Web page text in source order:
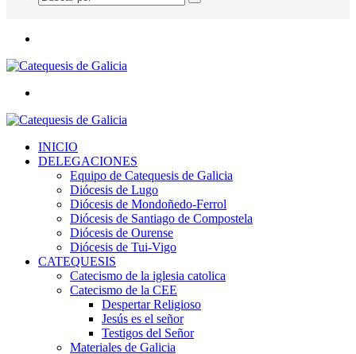
Buscar
INICIO
DELEGACIONES
Equipo de Catequesis de Galicia
Diócesis de Lugo
Diócesis de Mondoñedo-Ferrol
Diócesis de Santiago de Compostela
Diócesis de Ourense
Diócesis de Tui-Vigo
CATEQUESIS
Catecismo de la iglesia catolica
Catecismo de la CEE
Despertar Religioso
Jesús es el señor
Testigos del Señor
Materiales de Galicia